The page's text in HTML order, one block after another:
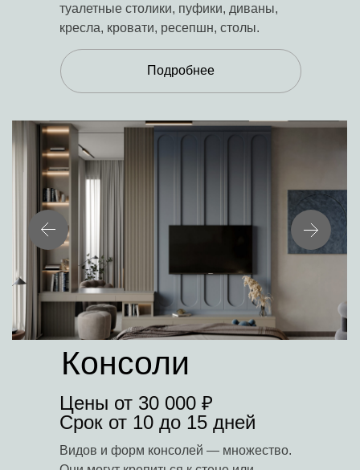
туалетные столики, пуфики, диваны,
кресла, кровати, ресепшн, столы.
Подробнее
Видов и форм консолей — множество.
Консоли
Цены от 30 000 ₽
Срок от 10 до 15 дней